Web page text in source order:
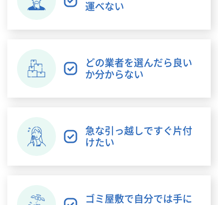
運べない
どの業者を選んだら良い
か分からない
急な引っ越しですぐ片付
けたい
ゴミ屋敷で自分では手に